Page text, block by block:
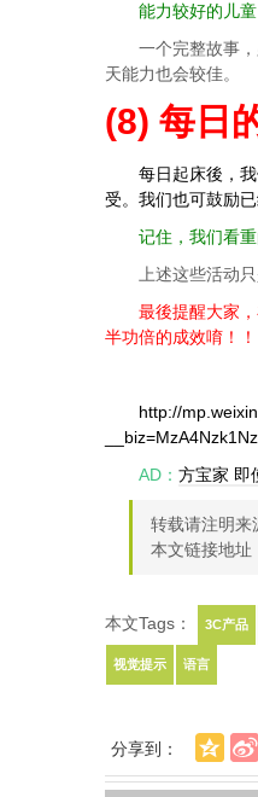
能力较好的儿
一个完整故事
天能力也会较佳。
(8) 每日
每日起床後，
受。我们也可鼓励
记住，我们看
上述这些活动
最後提醒大家
半功倍的成效唷！！
http://
AD： 方宝家 即
转载请注明来
本文链接地址
本文Tags： 3C产品
视觉提示 语言
分享到：